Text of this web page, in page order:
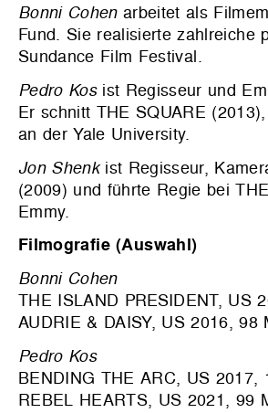
Bonni Cohenarbeitet als
Fund. Sie realisierte zahlreiche
Sundance Film Festival.
Pedro Kosist Regisseur und
Er schnitt THE SQUARE
an der Yale University.
Jon Shenkist Regisseur,
(2009) und führte Regie bei
Emmy.
Filmografie (Auswahl)
Bonni Cohen
THE ISLAND PRESIDENT, US
AUDRIE & DAISY, US 2016, 98
Pedro Kos
BENDING THE ARC, US 2017,
REBEL HEARTS, US 2021, 99